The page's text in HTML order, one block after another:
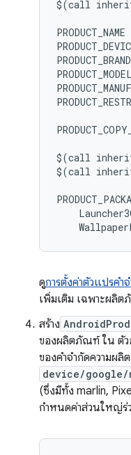
$(call inherit-
$(call
$(call
ดูการตั้งค่าตัวแปรค
เพิ่มเติม เฉพาะผลิ
สร้าง
ของผลิตภัณฑ์ ใน ตัว
ของคำจำกัดความผลิ
device/google/
(ซึ่งมีทั้ง marlin,
กำหนดค่าส่วนใหญ่ร่